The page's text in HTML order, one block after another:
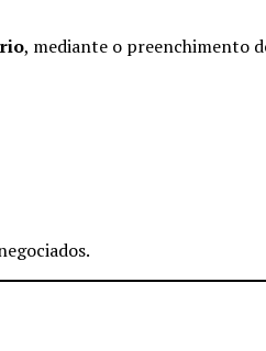
, mediante o preenchimento